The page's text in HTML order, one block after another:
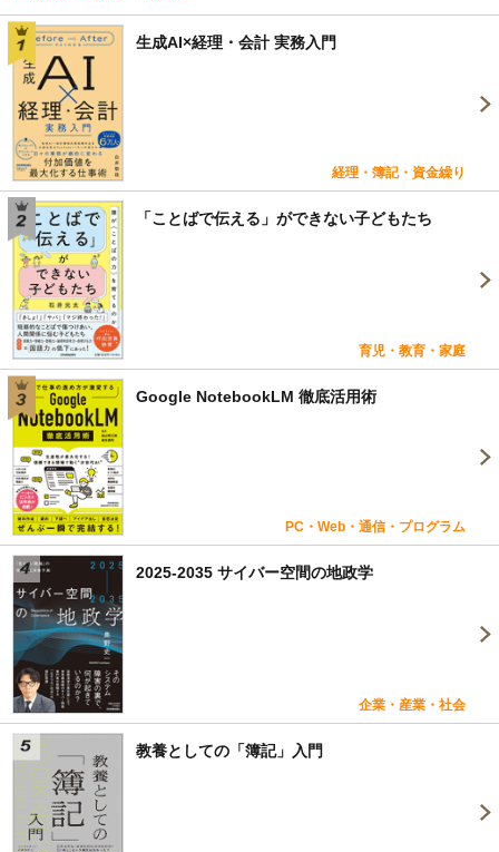
生成AI×経理・会計 実務入門
経理・簿記・資金繰り
「ことばで伝える」ができない子どもたち
育児・教育・家庭
Google NotebookLM 徹底活用術
PC・Web・通信・プログラム
2025-2035 サイバー空間の地政学
企業・産業・社会
教養としての「簿記」入門